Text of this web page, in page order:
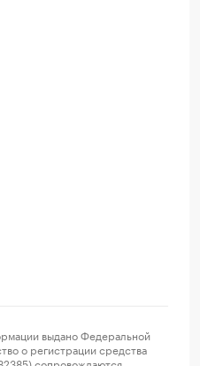
выдано Федеральной
о регистрации средства